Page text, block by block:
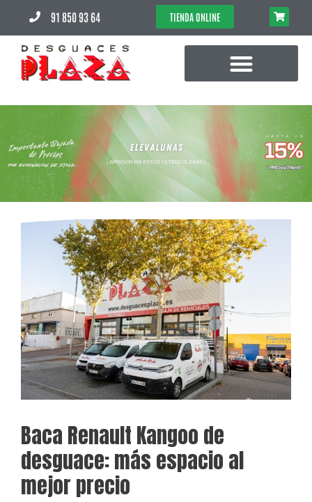
91 850 93 64 TIENDA ONLINE
Baca Renault Kangoo de
desguace: más espacio al
mejor precio